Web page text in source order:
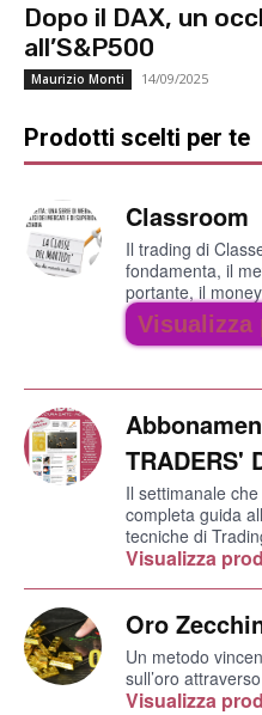
Dopo il DAX, un
all’S&P500
Maurizio Monti 14/09/2025
Prodotti scelti per te
Classroom
Il trading di
fondamenta, il
portante, il
Visualizza
TRADERS'
Il settimanale
completa guida
tecniche di
Visualizza
Oro
Un metodo
sull’oro
Visualizza